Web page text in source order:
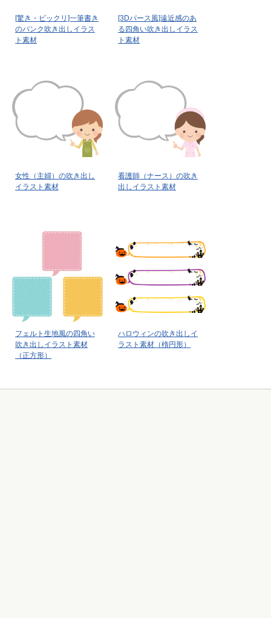
[驚き・ビックリ]一筆書き
のパンク吹き出しイラス
ト素材
[3Dパース風]遠近感のあ
る四角い吹き出しイラス
ト素材
女性（主婦）の吹き出し
イラスト素材
看護師（ナース）の吹き
出しイラスト素材
フェルト生地風の四角い
吹き出しイラスト素材
（正方形）
ハロウィンの吹き出しイ
ラスト素材（楕円形）